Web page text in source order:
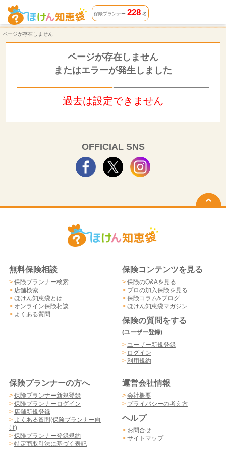
ページが存在しません | ほけん知恵袋
保険プランナー 228名
ページが存在しません
ページが存在しません
またはエラーが発生しました
過去は設定できません
OFFICIAL SNS
無料保険相談
> 保険プランナー検索
> 店舗検索
> ほけん知恵袋とは
> オンライン保険相談
> よくある質問
保険コンテンツを見る
> 保険のQ&Aを見る
> プロの加入保険を見る
> 保険コラム&ブログ
> ほけん知恵袋マガジン
保険の質問をする
(ユーザー登録)
> ユーザー新規登録
> ログイン
> 利用規約
保険プランナーの方へ
> 保険プランナー新規登録
> 保険プランナーログイン
> 店舗新規登録
> よくある質問(保険プランナー向
け)
> 保険プランナー登録規約
> 特定商取引法に基づく表記
運営会社情報
> 会社概要
> プライバシーの考え方
ヘルプ
> お問合せ
> サイトマップ